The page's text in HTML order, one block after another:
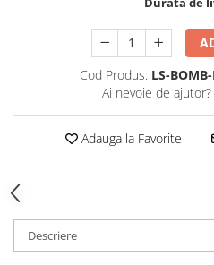
Cod Produs: LS-
Ai nevoie de ajutor?
Adauga la Favorite
Descriere